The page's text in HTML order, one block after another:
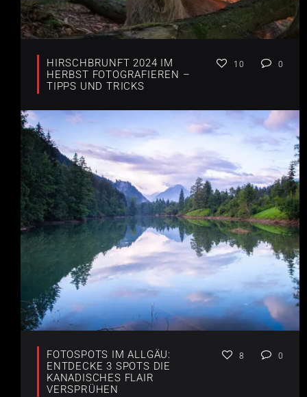
HIRSCHBRUNFT 2024 IM
HERBST FOTOGRAFIEREN –
TIPPS UND TRICKS
10 0
FOTOSPOTS IM ALLGÄU:
ENTDECKE 3 SPOTS DIE
KANADISCHES FLAIR
VERSPRÜHEN
8 0